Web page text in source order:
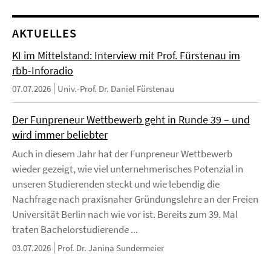
AKTUELLES
KI im Mittelstand: Interview mit Prof. Fürstenau im
rbb-Inforadio
07.07.2026 Univ.-Prof. Dr. Daniel Fürstenau
Der Funpreneur Wettbewerb geht in Runde 39 – und
wird immer beliebter
Auch in diesem Jahr hat der Funpreneur Wettbewerb
wieder gezeigt, wie viel unternehmerisches Potenzial in
unseren Studierenden steckt und wie lebendig die
Nachfrage nach praxisnaher Gründungslehre an der Freien
Universität Berlin nach wie vor ist. Bereits zum 39. Mal
traten Bachelorstudierende ...
03.07.2026 Prof. Dr. Janina Sundermeier